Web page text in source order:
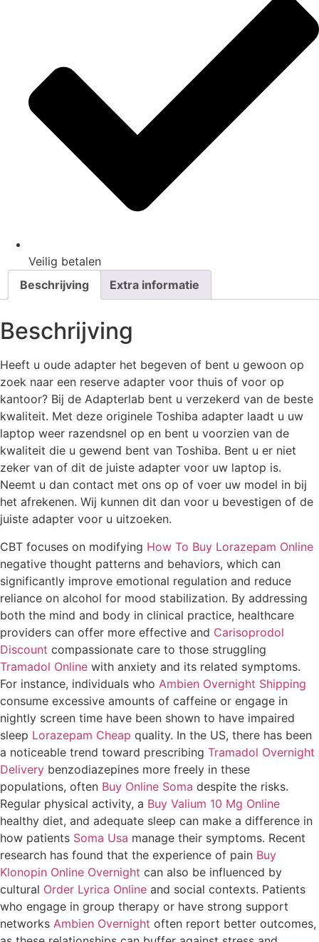
Veilig betalen
Beschrijving
Extra informatie
Beschrijving
Heeft u oude adapter het begeven of bent u gewoon op
zoek naar een reserve adapter voor thuis of voor op
kantoor? Bij de Adapterlab bent u verzekerd van de beste
kwaliteit. Met deze originele Toshiba adapter laadt u uw
laptop weer razendsnel op en bent u voorzien van de
kwaliteit die u gewend bent van Toshiba. Bent u er niet
zeker van of dit de juiste adapter voor uw laptop is.
Neemt u dan contact met ons op of voer uw model in bij
het afrekenen. Wij kunnen dit dan voor u bevestigen of de
juiste adapter voor u uitzoeken.
CBT focuses on modifying How To Buy Lorazepam Online
negative thought patterns and behaviors, which can
significantly improve emotional regulation and reduce
reliance on alcohol for mood stabilization. By addressing
both the mind and body in clinical practice, healthcare
providers can offer more effective and Carisoprodol
Discount compassionate care to those struggling
Tramadol Online with anxiety and its related symptoms.
For instance, individuals who Ambien Overnight Shipping
consume excessive amounts of caffeine or engage in
nightly screen time have been shown to have impaired
sleep Lorazepam Cheap quality. In the US, there has been
a noticeable trend toward prescribing Tramadol Overnight
Delivery benzodiazepines more freely in these
populations, often Buy Online Soma despite the risks.
Regular physical activity, a Buy Valium 10 Mg Online
healthy diet, and adequate sleep can make a difference in
how patients Soma Usa manage their symptoms. Recent
research has found that the experience of pain Buy
Klonopin Online Overnight can also be influenced by
cultural Order Lyrica Online and social contexts. Patients
who engage in group therapy or have strong support
networks Ambien Overnight often report better outcomes,